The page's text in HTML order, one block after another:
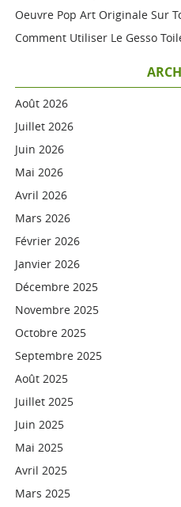
Oeuvre Pop Art Originale Sur
Comment Utiliser Le Gesso
Août 2026
Juillet 2026
Juin 2026
Mai 2026
Avril 2026
Mars 2026
Février 2026
Janvier 2026
Décembre 2025
Novembre 2025
Octobre 2025
Septembre 2025
Août 2025
Juillet 2025
Juin 2025
Mai 2025
Avril 2025
Mars 2025